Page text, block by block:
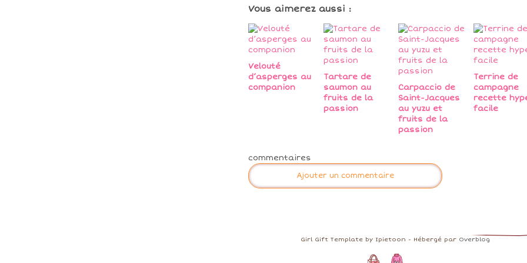
Vous aimerez aussi :
Velouté
d’asperges au
companion
Tartare de
saumon au
fruits de la
passion
Carpaccio de
Saint-Jacques
au yuzu et
fruits de la
passion
Terrine de
campagne
recette
facile
commentaires
Ajouter un commentaire
Girl Gift Template by Ipietoon - Hébergé par Overblog